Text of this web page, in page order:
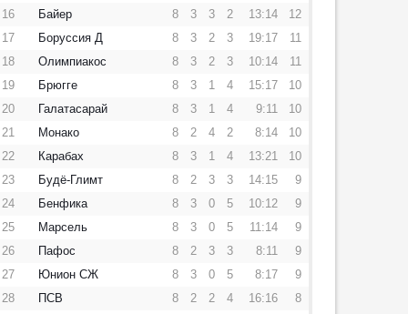
16
Байер 8 3 3 2 13:14
12
17
Боруссия Д 8 3 2 3 19:17
11
18
Олимпиакос 8 3 2 3 10:14
11
19
Брюгге 8 3 1 4 15:17
10
20
Галатасарай 8 3 1 4 9:11
10
21
Монако 8 2 4 2 8:14
10
22
Карабах 8 3 1 4 13:21
10
23
Будё-Глимт 8 2 3 3 14:15
9
24
Бенфика 8 3 0 5 10:12
9
25
Марсель 8 3 0 5 11:14
9
26
Пафос 8 2 3 3 8:11
9
27
Юнион СЖ 8 3 0 5 8:17
9
28
ПСВ 8 2 2 4 16:16
8